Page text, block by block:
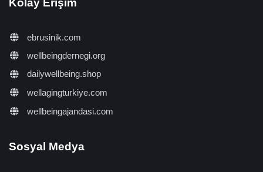
Kolay Erişim
ebrusinik.com
wellbeingdernegi.org
dailywellbeing.shop
wellagingturkiye.com
wellbeingajandasi.com
Sosyal Medya